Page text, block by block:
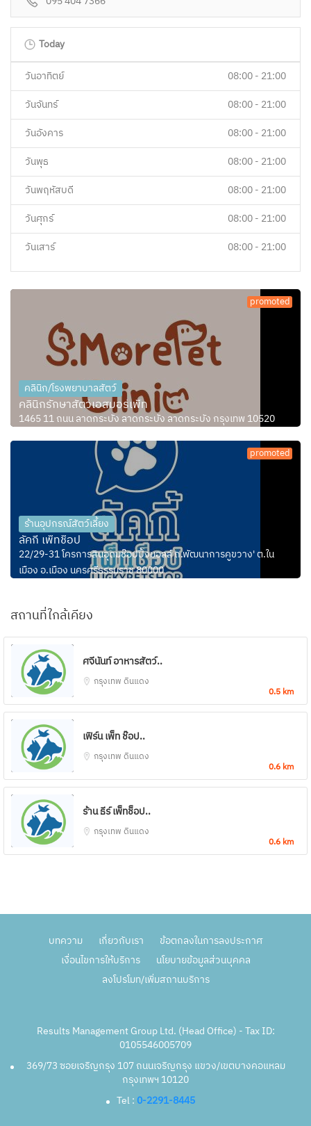
Today
วันอาทิตย์
08:00 - 21:00
วันจันทร์
08:00 - 21:00
วันอังคาร
08:00 - 21:00
วันพุธ
08:00 - 21:00
วันพฤหัสบดี
08:00 - 21:00
วันศุกร์
08:00 - 21:00
วันเสาร์
08:00 - 21:00
promoted
คลินิก/โรงพยาบาลสัตว์
คลินิกรักษาสัตว์เอสมอร์เพ็ท
1465 11 ถนน ลาดกระบัง ลาดกระบัง ลาดกระบัง กรุงเทพ 10520
promoted
ร้านอุปกรณ์สัตว์เลี้ยง
ลัคกี้ เพ็ทช็อป
22/29-31 โครการสินอุดมช๊อปปิ้งมอลล์ ถ.พัฒนาการคูขวาง' ต.ใน
เมือง อ.เมือง นครศรีธรรมราช 80000
สถานที่ใกล้เคียง
ศจีนันท์ อาหารสัตว์..
กรุงเทพ ดินแดง
0.5 km
เฟิร์น เพ็ท ช๊อป..
กรุงเทพ ดินแดง
0.6 km
ร้าน ธีร์ เพ็ทช็อป..
กรุงเทพ ดินแดง
0.6 km
บทความ เกี่ยวกับเรา
ข้อตกลงในการลงประกาศ
เงื่อนไขการให้บริการ
นโยบายข้อมูลส่วนบุคคล
ลงโปรโมท/เพิ่มสถานบริการ
Results Management Group Ltd. (Head Office) - Tax ID:
0105546005709
369/73 ซอยเจริญกรุง 107 ถนนเจริญกรุง แขวง/เขตบางคอแหลม
กรุงเทพฯ 10120
Tel : 0-2291-8445